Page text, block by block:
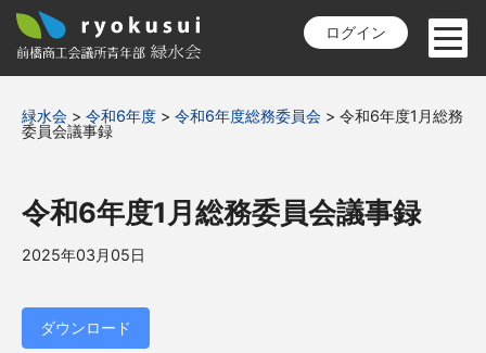
ログイン
緑水会 > 令和6年度 > 令和6年度総務委員会 > 令和6年度1月総務
委員会議事録
令和6年度1月総務委員会議事録
2025年03月05日
ダウンロード